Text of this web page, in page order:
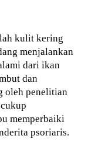
kulit kering
menjalankan
dari ikan
dan
oleh penelitian
memperbaiki
psoriaris.